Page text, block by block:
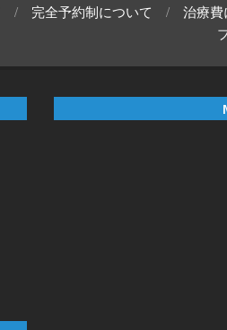
完全予約制について 治療費